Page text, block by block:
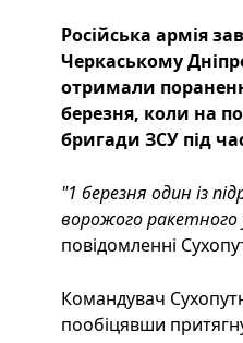
Російська армія
Черкаському
отримали
березня, коли на
бригади ЗСУ під
"1 березня один із
ворожого ракетного
повідомленні
Командувач
пообіцявши